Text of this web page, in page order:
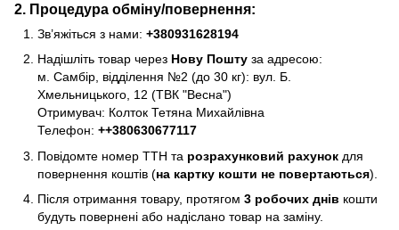
2. Процедура обміну/повернення:
Зв’яжіться з нами: +380931628194
Надішліть товар через Нову Пошту за адресою:
м. Самбір, відділення №2 (до 30 кг): вул. Б.
Хмельницького, 12 (ТВК "Весна")
Отримувач: Колток Тетяна Михайлівна
Телефон: ++380630677117
Повідомте номер ТТН та розрахунковий рахунок для
повернення коштів (на картку кошти не повертаються).
Після отримання товару, протягом 3 робочих днів кошти
будуть повернені або надіслано товар на заміну.